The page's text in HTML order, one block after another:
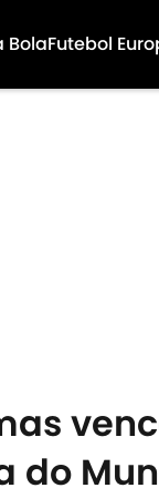
BolaFutebol
do